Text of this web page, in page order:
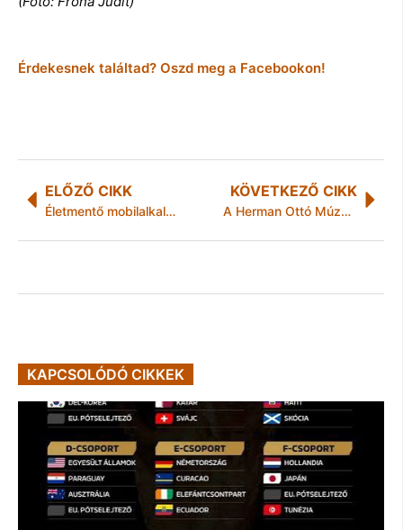
Érdekesnek találtad? Oszd meg a Facebookon!
ELŐZŐ CIKK
Életmentő mobilalkalmazás
KÖVETKEZŐ CIKK
A Herman Ottó Múzeum és a Miskolci Galéria programja
KAPCSOLÓDÓ CIKKEK